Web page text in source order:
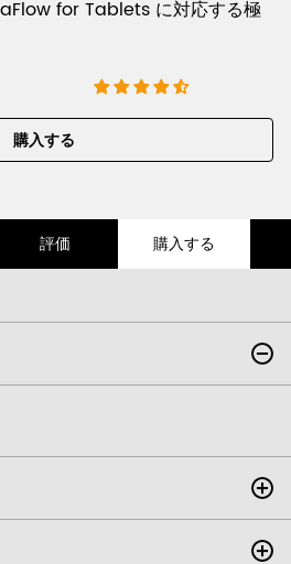
for Tablets に対応する極
購入する
評価 購入する